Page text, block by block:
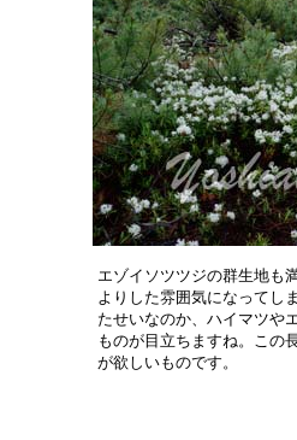
エゾイソツツジの群生地も
よりした雰囲気になってし
たせいなのか、ハイマツや
ものが目立ちますね。この